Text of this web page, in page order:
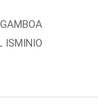
ISMINIO